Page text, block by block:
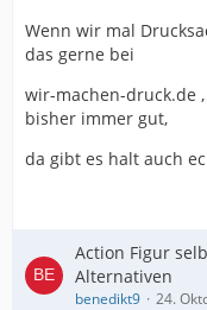
Wenn wir mal
das gerne bei
wir-machen-druck.de
bisher immer gut,
da gibt es halt auch
Action Figur
Alternativen
benedikt9 24.